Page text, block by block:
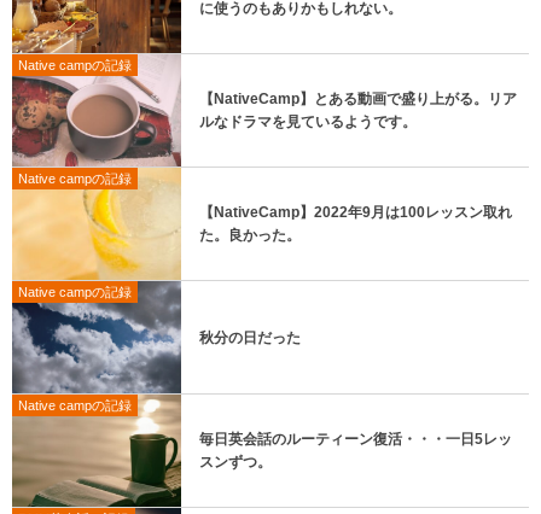
に使うのもありかもしれない。
Native campの記録
【NativeCamp】とある動画で盛り上がる。リア
ルなドラマを見ているようです。
Native campの記録
【NativeCamp】2022年9月は100レッスン取れ
た。良かった。
Native campの記録
秋分の日だった
Native campの記録
毎日英会話のルーティーン復活・・・一日5レッ
スンずつ。